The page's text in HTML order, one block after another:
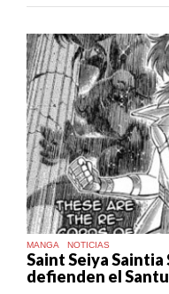
MANGA NOTICIAS
Saint Seiya Saintia
defienden el